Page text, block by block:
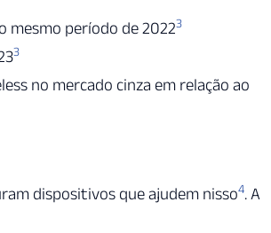
mesmo período de 20223
3
no mercado cinza em relação ao
dispositivos que ajudem nisso4. A